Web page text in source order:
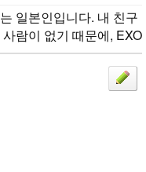
일본인입니다. 내 친구
람이 없기 때문에, EXO
가 좋아지고 싶습니다 (-
지 교환 할 수있는 사람..